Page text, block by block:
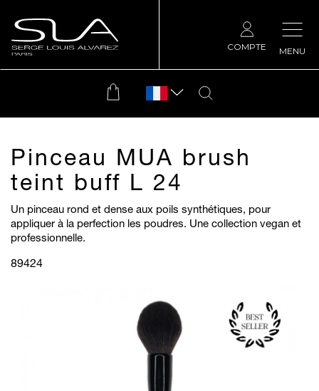
MENU
COMPTE
Pinceau MUA brush
teint buff L 24
Un pinceau rond et dense aux poils synthétiques, pour
appliquer à la perfection les poudres. Une collection vegan et
professionnelle.
89424